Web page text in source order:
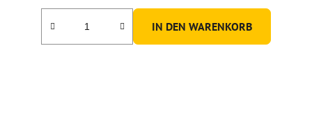
IN DEN WARENKORB